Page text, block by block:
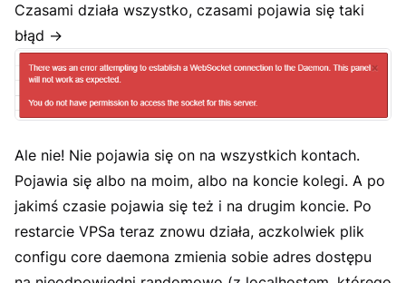
Czasami działa wszystko, czasami pojawia się taki
błąd ->
Ale nie! Nie pojawia się on na wszystkich kontach.
Pojawia się albo na moim, albo na koncie kolegi. A po
jakimś czasie pojawia się też i na drugim koncie. Po
restarcie VPSa teraz znowu działa, aczkolwiek plik
configu core daemona zmienia sobie adres dostępu